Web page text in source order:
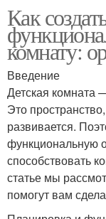
Как
комнату:
Введение
Детская комната
Это
развивается.
функциональную
способствовать
статье мы
помогут вам